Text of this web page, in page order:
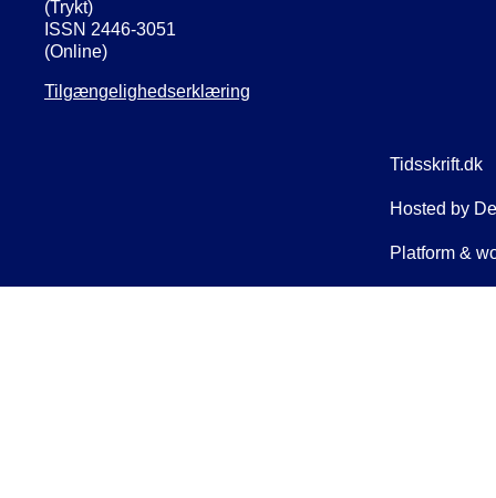
(Trykt)
ISSN 2446-3051
(Online)
Tilgængelighedserklæring